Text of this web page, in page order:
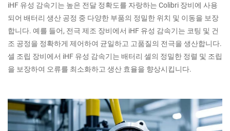
iHF 유성 감속기는 높은 전달 정확도를 자랑하는 Colibri 장비에 사용
되어 배터리 생산 공정 중 다양한 부품의 정밀한 위치 및 이동을 보장
합니다. 예를 들어, 전극 제조 장비에서 iHF 유성 감속기는 코팅 및 건
조 공정을 정확하게 제어하여 균일하고 고품질의 전극을 생산합니다.
셀 조립 장비에서 iHF 유성 감속기는 배터리 셀의 정밀한 정렬 및 조립
을 보장하여 오류를 최소화하고 생산 효율을 향상시킵니다.